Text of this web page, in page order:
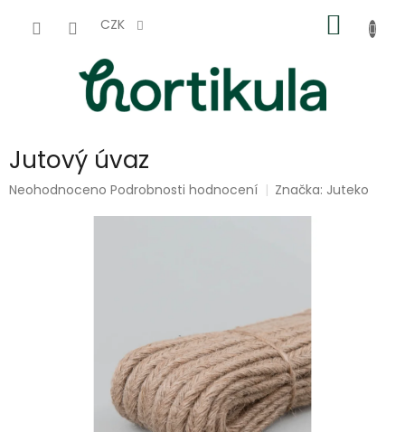
CZK
KOŠÍK
Jutový úvaz
Průměrné
Neohodnoceno Podrobnosti hodnocení Značka: Juteko